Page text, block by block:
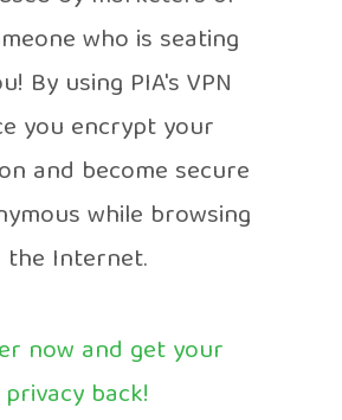
who is seating
By using PIA's VPN
you encrypt your
and become secure
while browsing
the Internet.
now and get your
privacy back!